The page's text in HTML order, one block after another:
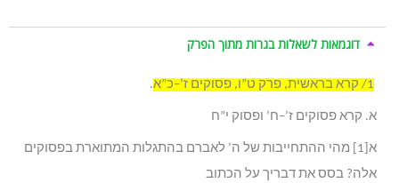
דוגמאות לשאלות בגרות מתוך הפרק
1/ קרא בראשית, פרק ט”ו, פסוקים ז’–כ”א.
א. קרא פסוקים ז’–ח’ ופסוק י”ח
א[1] מהי ההתחייבות של ה’ לאברם בהתגלות המתוארת בפסוקים
אלה? בסס את דבריך על הכתוב